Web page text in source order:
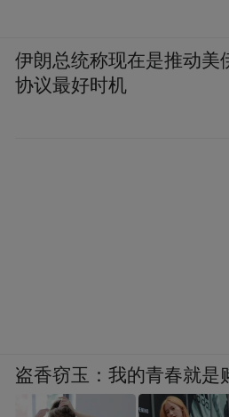
伊朗总统称现在是推动美
协议最好时机
盗香窃玉：我的青春就是